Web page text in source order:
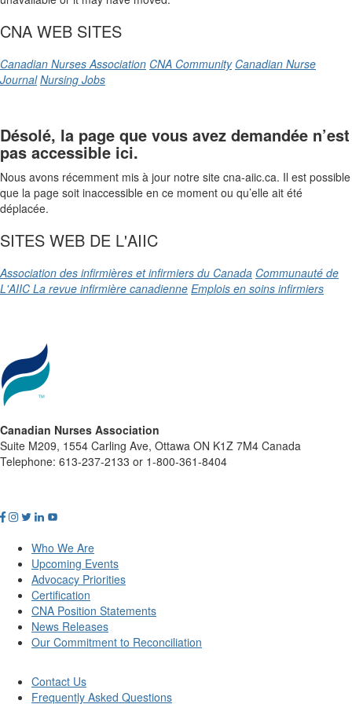
CNA WEB SITES
Canadian Nurses Association CNA Community Canadian Nurse
Journal Nursing Jobs
Désolé, la page que vous avez demandée n’est
pas accessible ici.
Nous avons récemment mis à jour notre site cna-aiic.ca. Il est possible
que la page soit inaccessible en ce moment ou qu’elle ait été
déplacée.
SITES WEB DE L'AIIC
Association des infirmières et infirmiers du Canada Communauté de
L'AIIC La revue infirmière canadienne Emplois en soins infirmiers
Canadian Nurses Association
Suite M209, 1554 Carling Ave, Ottawa ON K1Z 7M4 Canada
Telephone: 613-237-2133 or 1-800-361-8404
Who We Are
Upcoming Events
Advocacy Priorities
Certification
CNA Position Statements
News Releases
Our Commitment to Reconciliation
Contact Us
Frequently Asked Questions